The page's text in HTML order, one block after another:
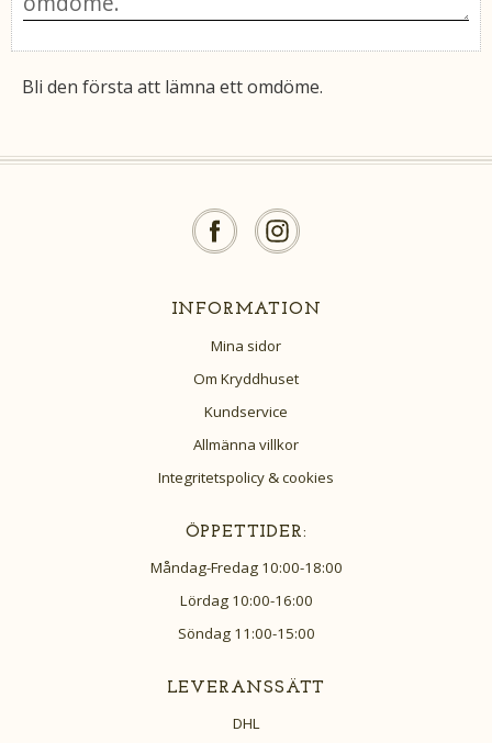
Bli den första att lämna ett omdöme.
INFORMATION
Mina sidor
Om Kryddhuset
Kundservice
Allmänna villkor
Integritetspolicy & cookies
ÖPPETTIDER:
Måndag-Fredag 10:00-18:00
Lördag 10:00-16:00
Söndag 11:00-15:00
LEVERANSSÄTT
DHL